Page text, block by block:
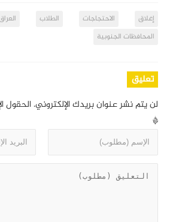
إغلاق الاحتجاجات الطلاب
المحافظات الجنوبية
تعليق
لن يتم نشر عنوان بريدك الإلكتروني. الحقول
*